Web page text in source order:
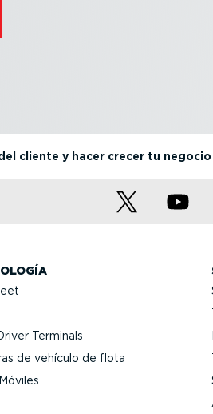
cliente y hacer crecer tu negocio
Terminals
de vehículo de flota